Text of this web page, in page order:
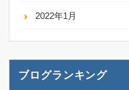
2022年1月
ブログランキング